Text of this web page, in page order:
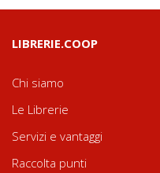
LIBRERIE.COOP
Chi siamo
Le Librerie
Servizi e vantaggi
Raccolta punti